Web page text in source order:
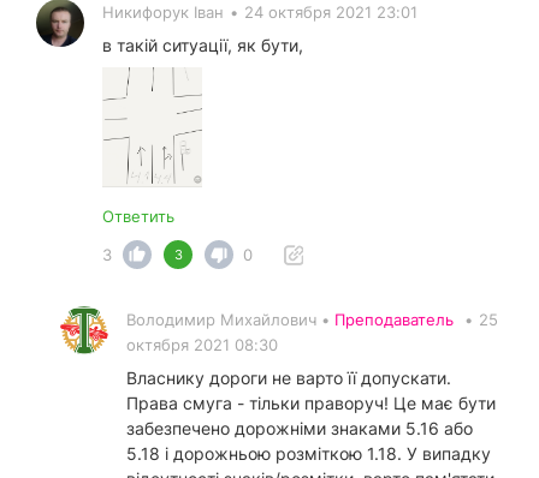
Никифорук Іван • 24 октября 2021 23:01
в такій ситуації, як бути,
Ответить
3
3 0
Володимир Михайлович • Преподаватель • 25
октября 2021 08:30
Власнику дороги не варто її допускати.
Права смуга - тільки праворуч! Це має бути
забезпечено дорожніми знаками 5.16 або
5.18 і дорожньою розміткою 1.18. У випадку